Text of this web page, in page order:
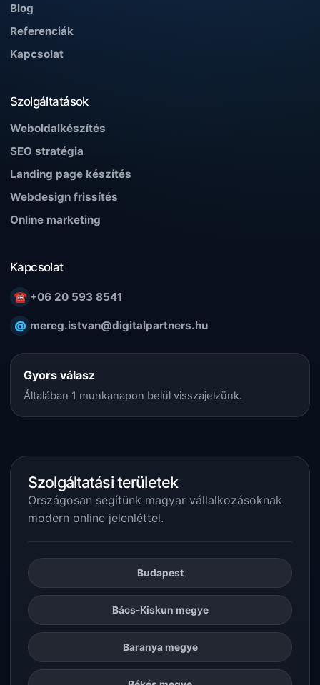
Blog
Referenciák
Kapcsolat
Szolgáltatások
Weboldalkészítés
SEO stratégia
Landing page készítés
Webdesign frissítés
Online marketing
Kapcsolat
☎ +06 20 593 8541
@ mereg.istvan@digitalpartners.hu
Gyors válasz
Általában 1 munkanapon belül visszajelzünk.
Szolgáltatási területek
Országosan segítünk magyar vállalkozásoknak
modern online jelenléttel.
Budapest
Bács-Kiskun megye
Baranya megye